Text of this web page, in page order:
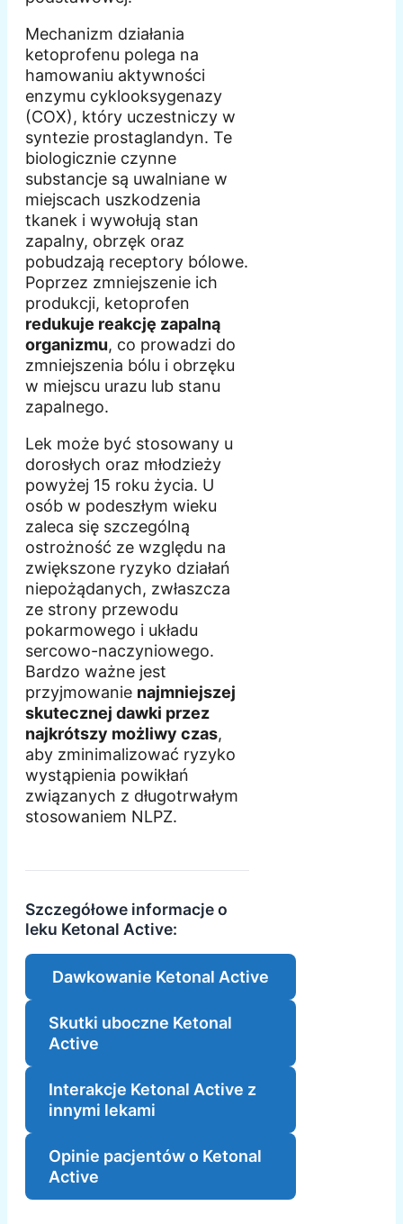
Mechanizm działania
ketoprofenu polega na
hamowaniu aktywności
enzymu cyklooksygenazy
(COX), który uczestniczy w
syntezie prostaglandyn. Te
biologicznie czynne
substancje są uwalniane w
miejscach uszkodzenia
tkanek i wywołują stan
zapalny, obrzęk oraz
pobudzają receptory bólowe.
Poprzez zmniejszenie ich
produkcji, ketoprofen
redukuje reakcję zapalną
organizmu, co prowadzi do
zmniejszenia bólu i obrzęku
w miejscu urazu lub stanu
zapalnego.
Lek może być stosowany u
dorosłych oraz młodzieży
powyżej 15 roku życia. U
osób w podeszłym wieku
zaleca się szczególną
ostrożność ze względu na
zwiększone ryzyko działań
niepożądanych, zwłaszcza
ze strony przewodu
pokarmowego i układu
sercowo-naczyniowego.
Bardzo ważne jest
przyjmowanie najmniejszej
skutecznej dawki przez
najkrótszy możliwy czas,
aby zminimalizować ryzyko
wystąpienia powikłań
związanych z długotrwałym
stosowaniem NLPZ.
Szczegółowe informacje o
leku Ketonal Active:
Dawkowanie Ketonal Active
Skutki uboczne Ketonal
Active
Interakcje Ketonal Active z
innymi lekami
Opinie pacjentów o Ketonal
Active